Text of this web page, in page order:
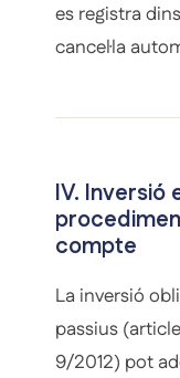
es registra
cancel·la
IV. Inversió
compte
La inversió
passius
9/2012) pot